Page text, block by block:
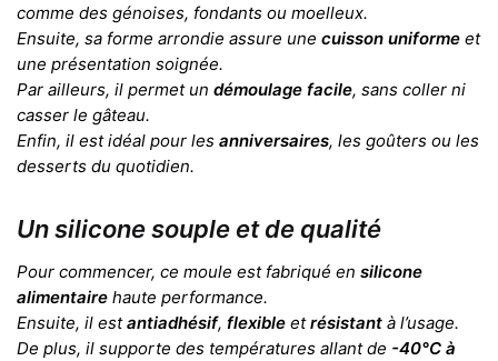
comme des génoises, fondants ou moelleux.
Ensuite, sa forme arrondie assure une cuisson uniforme et
une présentation soignée.
Par ailleurs, il permet un démoulage facile, sans coller ni
casser le gâteau.
Enfin, il est idéal pour les anniversaires, les goûters ou les
desserts du quotidien.
Un silicone souple et de qualité
Pour commencer, ce moule est fabriqué en silicone
alimentaire haute performance.
Ensuite, il estantiadhésif, flexible etrésistant à l’usage.
De plus, il supporte des températures allant de -40°C à